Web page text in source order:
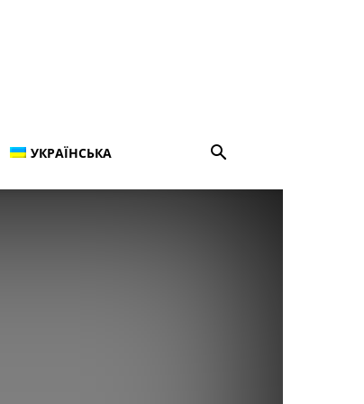
УКРАЇНСЬКА